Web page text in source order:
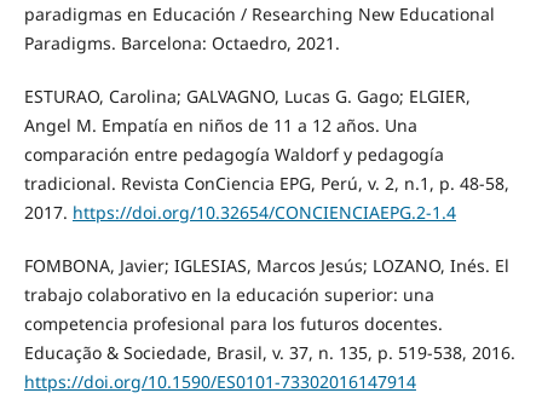
paradigmas en Educación / Researching New Educational
Paradigms. Barcelona: Octaedro, 2021.
ESTURAO, Carolina; GALVAGNO, Lucas G. Gago; ELGIER,
Angel M. Empatía en niños de 11 a 12 años. Una
comparación entre pedagogía Waldorf y pedagogía
tradicional. Revista ConCiencia EPG, Perú, v. 2, n.1, p. 48-58,
2017. https://doi.org/10.32654/CONCIENCIAEPG.2-1.4
FOMBONA, Javier; IGLESIAS, Marcos Jesús; LOZANO, Inés. El
trabajo colaborativo en la educación superior: una
competencia profesional para los futuros docentes.
Educação & Sociedade, Brasil, v. 37, n. 135, p. 519-538, 2016.
https://doi.org/10.1590/ES0101-73302016147914